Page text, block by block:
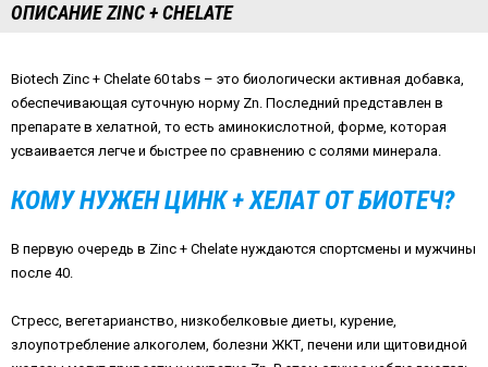
ОПИСАНИЕ ZINC + CHELATE
Biotech Zinc + Chelate 60 tabs – это биологически активная добавка,
обеспечивающая суточную норму Zn. Последний представлен в
препарате в хелатной, то есть аминокислотной, форме, которая
усваивается легче и быстрее по сравнению с солями минерала.
КОМУ НУЖЕН ЦИНК + ХЕЛАТ ОТ БИОТЕЧ?
В первую очередь в Zinc + Chelate нуждаются спортсмены и мужчины
после 40.
Стресс, вегетарианство, низкобелковые диеты, курение,
злоупотребление алкоголем, болезни ЖКТ, печени или щитовидной